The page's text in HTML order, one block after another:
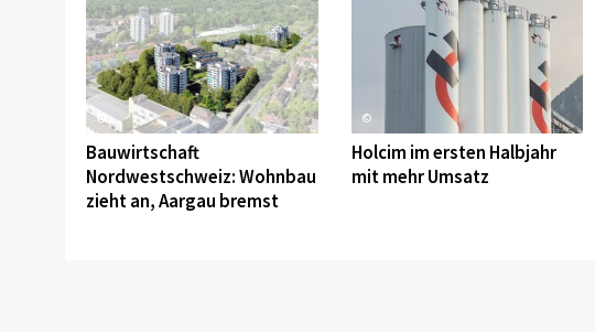
©
Bauwirtschaft
Nordwestschweiz: Wohnbau
zieht an, Aargau bremst
©
Holcim im ersten Halbjahr
mit mehr Umsatz